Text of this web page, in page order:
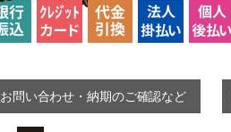
お問い合わせ・納期のご確認など